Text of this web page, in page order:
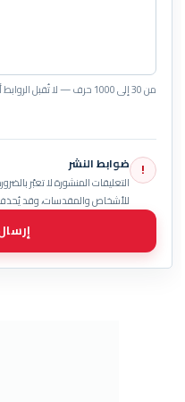
من 30 إلى 1000 حرف — لا تُقبل الروابط أو أكواد HTML.
! ضوابط النشر
التعليقات المنشورة لا تعبّر
للأشخاص والمقدسات، وقد